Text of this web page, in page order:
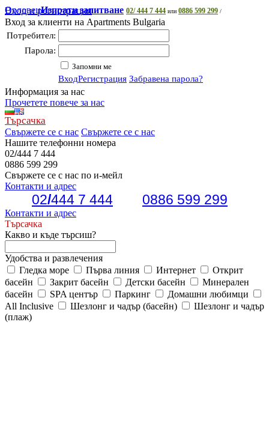
ОрловецИзпрати запитване 02/ 444 7 444 или 0886 599 299 /
Вход и регистрация
Вход за клиенти на Apartments Bulgaria
Потребител:
Парола:
Запомни ме
ВходРегистрация Забравена парола?
Информация за нас
Прочетете повече за нас
Търсачка
Свържете се с нас Свържете се с нас
Нашите телефонни номера
02/444 7 444
0886 599 299
Свържете се с нас по и-мейл
Контакти и адрес
02/444 7 444 0886 599 299
Контакти и адрес
Търсачка
Какво и къде търсиш?
Удобства и развлечения
Гледка море
Първа линия Интернет
Открит
басейн
Закрит басейн Детски басейн
Минерален
басейн
SPA център Паркинг
Домашни любимци
All Inclusive
Шезлонг и чадър (басейн)
Шезлонг и чадър
(плаж)